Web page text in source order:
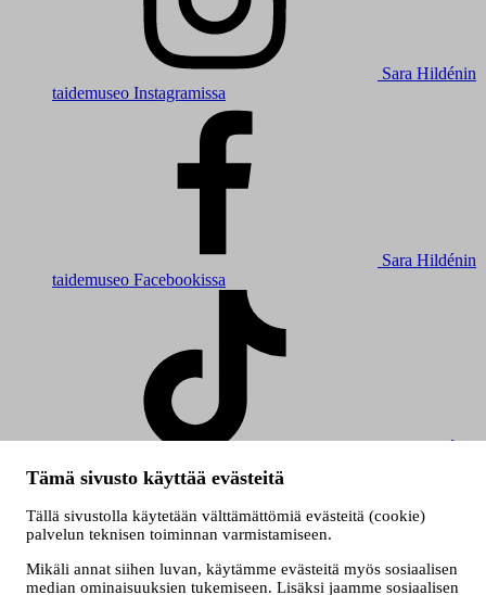
Tämä sivusto käyttää evästeitä
Tällä sivustolla käytetään välttämättömiä evästeitä (cookie)
palvelun teknisen toiminnan varmistamiseen.
Mikäli annat siihen luvan, käytämme evästeitä myös sosiaalisen
median ominaisuuksien tukemiseen. Lisäksi jaamme sosiaalisen
Sara Hildénin
taidemuseo Instagramissa
Sara Hildénin
taidemuseo Facebookissa
Sara Hildénin
taidemuseo TikTokissa
Evästeet
Saavutettavuusseloste